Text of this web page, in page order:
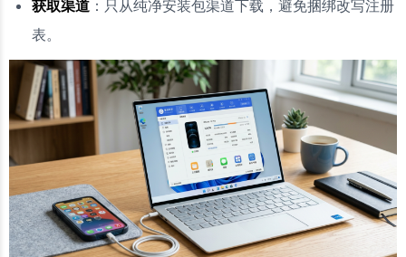
获取渠道 ：只从纯净安装包渠道下载，避免捆绑改写注册
表。